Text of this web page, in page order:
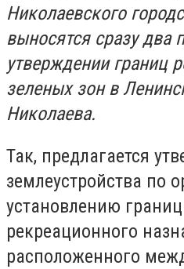
Николаевского
выносятся сразу два
утверждении границ
зеленых зон в
Николаева.
Так, предлагается
землеустройства по
установлению
рекреационного
расположенного